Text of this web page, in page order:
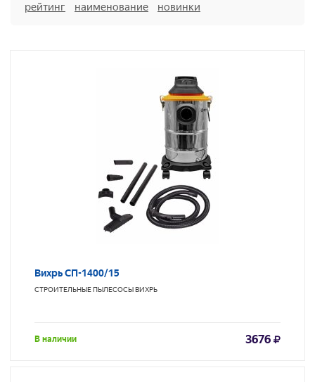
рейтинг
наименование новинки
Вихрь СП-1400/15
СТРОИТЕЛЬНЫЕ ПЫЛЕСОСЫВИХРЬ
В наличии 3676